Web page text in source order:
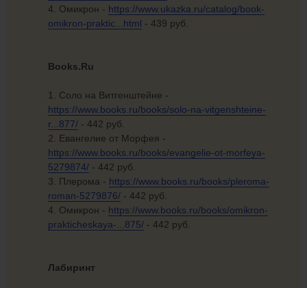
4. Омикрон - https://www.ukazka.ru/catalog/book-
omikron-praktic...html - 439 руб.
Books.Ru
1. Соло на Витгенштейне -
https://www.books.ru/books/solo-na-vitgenshteine-
r...877/ - 442 руб.
2. Евангелие от Морфея -
https://www.books.ru/books/evangelie-ot-morfeya-
5279874/ - 442 руб.
3. Плерома - https://www.books.ru/books/pleroma-
roman-5279876/ - 442 руб.
4. Омикрон - https://www.books.ru/books/omikron-
prakticheskaya-...875/ - 442 руб.
Лабиринт